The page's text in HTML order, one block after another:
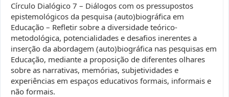
Círculo Dialógico 7 – Diálogos com os pressupostos
epistemológicos da pesquisa (auto)biográfica em
Educação – Refletir sobre a diversidade teórico-
metodológica, potencialidades e desafios inerentes a
inserção da abordagem (auto)biográfica nas pesquisas em
Educação, mediante a proposição de diferentes olhares
sobre as narrativas, memórias, subjetividades e
experiências em espaços educativos formais, informais e
não formais.